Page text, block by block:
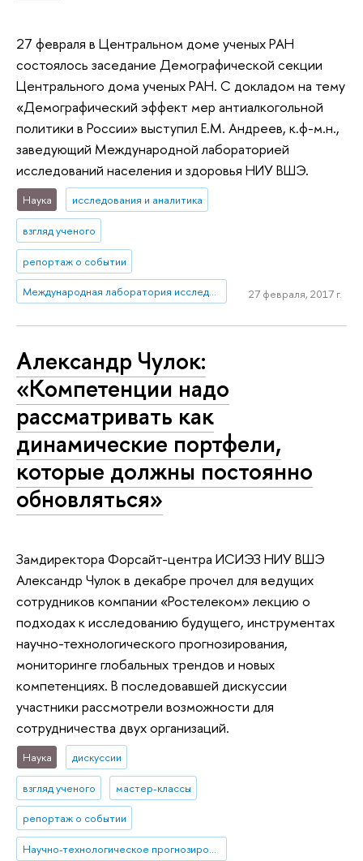
27 февраля в Центральном доме ученых РАН
состоялось заседание Демографической секции
Центрального дома ученых РАН. С докладом на тему
«Демографический эффект мер антиалкогольной
политики в России» выступил Е.М. Андреев, к.ф-м.н.,
заведующий Международной лабораторией
исследований населения и здоровья НИУ ВШЭ.
Наука исследования и аналитика
взгляд ученого
репортаж о событии
Международная лаборатория исследований населения и здоровья 27 февраля, 2017 г.
Александр Чулок:
«Компетенции надо
рассматривать как
динамические портфели,
которые должны постоянно
обновляться»
Замдиректора Форсайт-центра ИСИЭЗ НИУ ВШЭ
Александр Чулок в декабре прочел для ведущих
сотрудников компании «Ростелеком» лекцию о
подходах к исследованию будущего, инструментах
научно-технологического прогнозирования,
мониторинге глобальных трендов и новых
компетенциях. В последовавшей дискуссии
участники рассмотрели возможности для
сотрудничества двух организаций.
Наука дискуссии
взгляд ученого мастер-классы
репортаж о событии
Научно-технологическое прогнозирование